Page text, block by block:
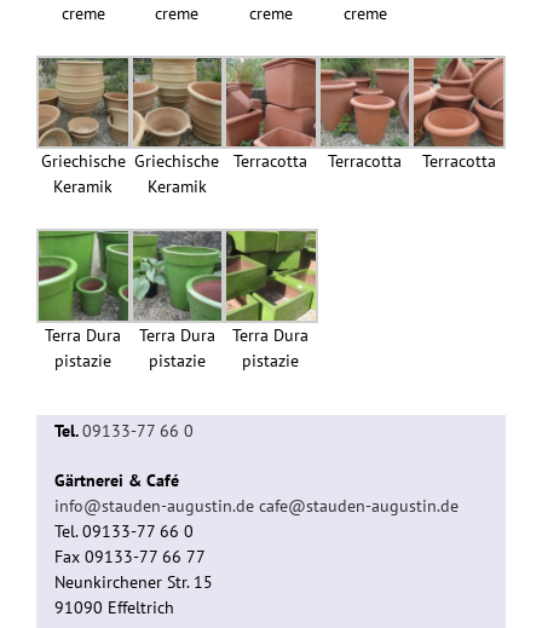
creme
creme
creme
creme
Griechische
Keramik
Griechische
Keramik
Terracotta Terracotta Terracotta
Terra Dura
pistazie
Terra Dura
pistazie
Terra Dura
pistazie
Tel.09133-77 66 0
Gärtnerei & Café
info@stauden-augustin.de cafe@stauden-augustin.de
Tel. 09133-77 66 0
Fax 09133-77 66 77
Neunkirchener Str. 15
91090 Effeltrich